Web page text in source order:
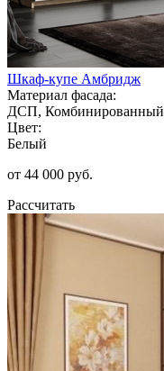
Шкаф-купе Амбридж
Материал фасада:
ДСП, Комбинированный
Цвет:
Белый
от 44 000 руб.
Рассчитать